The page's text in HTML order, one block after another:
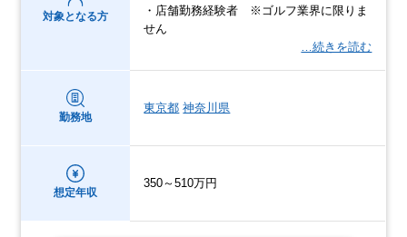
対象となる方
・店舗勤務経験者 ※ゴルフ業界に限りま
せん
…続きを読む
勤務地
東京都 神奈川県
想定年収
350～510万円